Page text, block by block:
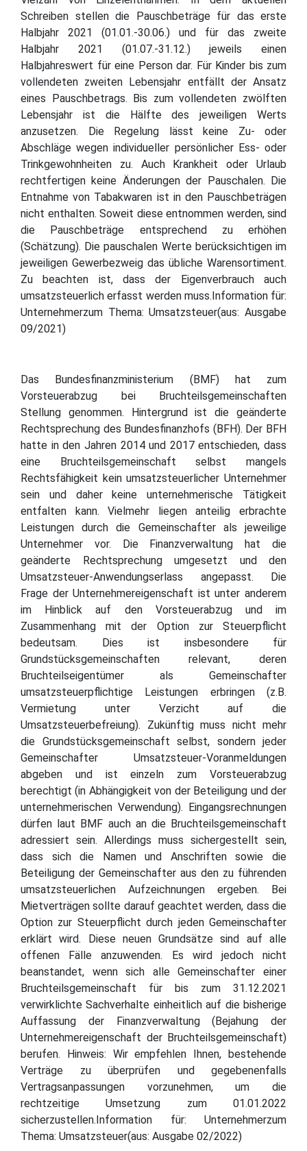
Schreiben stellen die Pauschbeträge für das erste
Halbjahr 2021 (01.01.-30.06.) und für das zweite
Halbjahr 2021 (01.07.-31.12.) jeweils einen
Halbjahreswert für eine Person dar. Für Kinder bis zum
vollendeten zweiten Lebensjahr entfällt der Ansatz
eines Pauschbetrags. Bis zum vollendeten zwölften
Lebensjahr ist die Hälfte des jeweiligen Werts
anzusetzen. Die Regelung lässt keine Zu- oder
Abschläge wegen individueller persönlicher Ess- oder
Trinkgewohnheiten zu. Auch Krankheit oder Urlaub
rechtfertigen keine Änderungen der Pauschalen. Die
Entnahme von Tabakwaren ist in den Pauschbeträgen
nicht enthalten. Soweit diese entnommen werden, sind
die Pauschbeträge entsprechend zu erhöhen
(Schätzung). Die pauschalen Werte berücksichtigen im
jeweiligen Gewerbezweig das übliche Warensortiment.
Zu beachten ist, dass der Eigenverbrauch auch
umsatzsteuerlich erfasst werden muss.Information für:
Unternehmerzum Thema: Umsatzsteuer(aus: Ausgabe
09/2021)
Das Bundesfinanzministerium (BMF) hat zum
Vorsteuerabzug bei Bruchteilsgemeinschaften
Stellung genommen. Hintergrund ist die geänderte
Rechtsprechung des Bundesfinanzhofs (BFH). Der BFH
hatte in den Jahren 2014 und 2017 entschieden, dass
eine Bruchteilsgemeinschaft selbst mangels
Rechtsfähigkeit kein umsatzsteuerlicher Unternehmer
sein und daher keine unternehmerische Tätigkeit
entfalten kann. Vielmehr liegen anteilig erbrachte
Leistungen durch die Gemeinschafter als jeweilige
Unternehmer vor. Die Finanzverwaltung hat die
geänderte Rechtsprechung umgesetzt und den
Umsatzsteuer-Anwendungserlass angepasst. Die
Frage der Unternehmereigenschaft ist unter anderem
im Hinblick auf den Vorsteuerabzug und im
Zusammenhang mit der Option zur Steuerpflicht
bedeutsam. Dies ist insbesondere für
Grundstücksgemeinschaften relevant, deren
Bruchteilseigentümer als Gemeinschafter
umsatzsteuerpflichtige Leistungen erbringen (z.B.
Vermietung unter Verzicht auf die
Umsatzsteuerbefreiung). Zukünftig muss nicht mehr
die Grundstücksgemeinschaft selbst, sondern jeder
Gemeinschafter Umsatzsteuer-Voranmeldungen
abgeben und ist einzeln zum Vorsteuerabzug
berechtigt (in Abhängigkeit von der Beteiligung und der
unternehmerischen Verwendung). Eingangsrechnungen
dürfen laut BMF auch an die Bruchteilsgemeinschaft
adressiert sein. Allerdings muss sichergestellt sein,
dass sich die Namen und Anschriften sowie die
Beteiligung der Gemeinschafter aus den zu führenden
umsatzsteuerlichen Aufzeichnungen ergeben. Bei
Mietverträgen sollte darauf geachtet werden, dass die
Option zur Steuerpflicht durch jeden Gemeinschafter
erklärt wird. Diese neuen Grundsätze sind auf alle
offenen Fälle anzuwenden. Es wird jedoch nicht
beanstandet, wenn sich alle Gemeinschafter einer
Bruchteilsgemeinschaft für bis zum 31.12.2021
verwirklichte Sachverhalte einheitlich auf die bisherige
Auffassung der Finanzverwaltung (Bejahung der
Unternehmereigenschaft der Bruchteilsgemeinschaft)
berufen. Hinweis: Wir empfehlen Ihnen, bestehende
Verträge zu überprüfen und gegebenenfalls
Vertragsanpassungen vorzunehmen, um die
rechtzeitige Umsetzung zum 01.01.2022
sicherzustellen.Information für: Unternehmerzum
Thema: Umsatzsteuer(aus: Ausgabe 02/2022)